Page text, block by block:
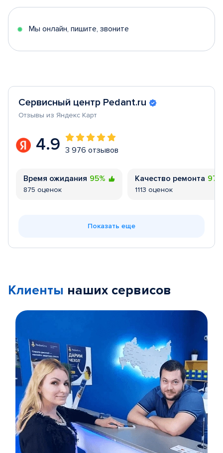
5
Мы онлайн, пишите, звоните
Сервисный центр Pedant.ru
Отзывы из Яндекс Карт
4.9 3 976 отзывов
Время ожидания 95%
875 оценок
Качество ремонта
1113 оценок
Показать еще
Клиенты наших сервисов